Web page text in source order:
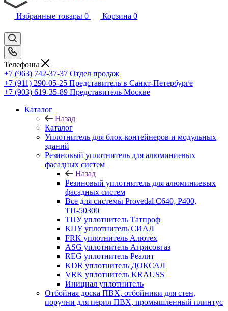
Избранные товары 0 Корзина 0
Телефоны
+7 (963) 742-37-37 Отдел продаж
+7 (911) 290-05-25 Представитель в Санкт-Петербурге
+7 (903) 619-35-89 Представитель Москве
Каталог
Назад
Каталог
Уплотнитель для блок-контейнеров и модульных
зданий
Резиновый уплотнитель для алюминиевых
фасадных систем
Назад
Резиновый уплотнитель для алюминиевых
фасадных систем
Все для системы Provedal С640, Р400,
ТП-50300
ТПУ уплотнитель Татпроф
КПУ уплотнитель СИАЛ
FRK уплотнитель Алютех
ASG уплотнитель Агрисовгаз
REG уплотнитель Реалит
KDR уплотнитель ДОКСАЛ
VRK уплотнитель KRAUSS
Инициал уплотнитель
Отбойная доска ПВХ, отбойники для стен,
поручни для перил ПВХ, промышленный плинтус